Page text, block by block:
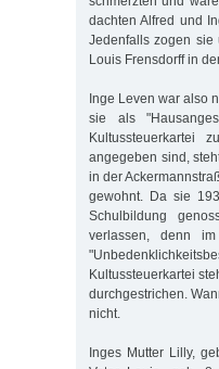
dachten Alfred und
Jedenfalls zogen
Louis Frensdorff in
Inge Leven war also
sie als
Kultussteuerkartei
angegeben sind,
in der
gewohnt. Da sie
Schulbildung
verlassen, denn
Kultussteuerkartei
durchgestrichen.
nicht.
Inges Mutter Lilly,